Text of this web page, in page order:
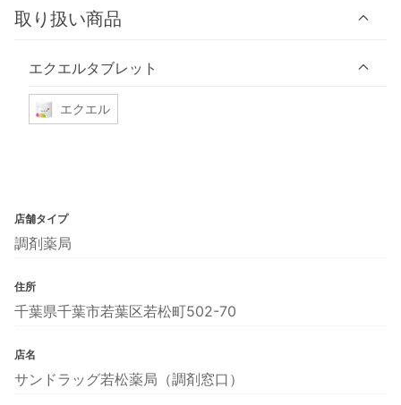
取り扱い商品
エクエルタブレット
エクエル
店舗タイプ
調剤薬局
住所
千葉県千葉市若葉区若松町502-70
店名
サンドラッグ若松薬局（調剤窓口）